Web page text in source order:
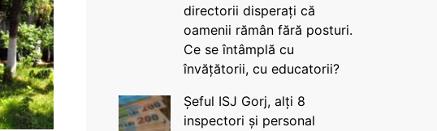
directorii disperați că
oamenii rămân fără posturi.
Ce se întâmplă cu
învățătorii, cu educatorii?
Șeful ISJ Gorj, alți 8
inspectori și personal